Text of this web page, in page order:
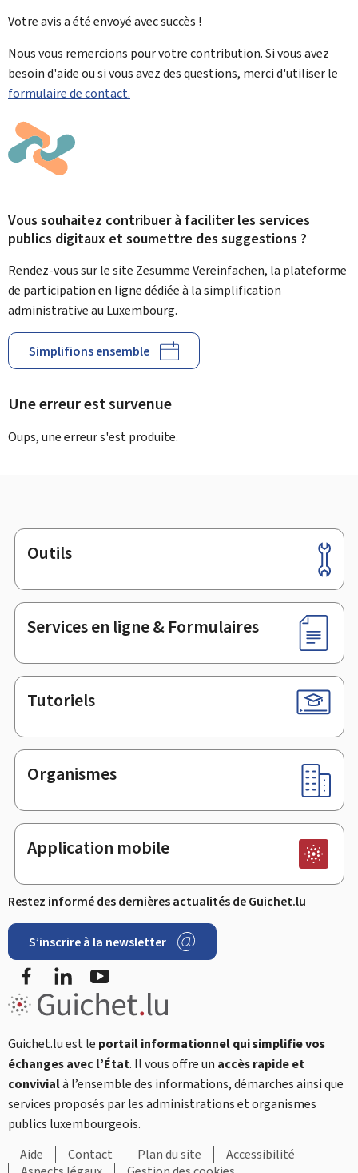
Votre avis a été envoyé avecsuccès !
Nous vous remercions pour votre contribution. Si vous avez
besoin d'aide ou si vous avez des questions, merci d'utiliser le
formulaire de contact.
Vous souhaitez contribuer à faciliter les services
publics digitaux et soumettre des suggestions ?
Rendez-vous sur le site Zesumme Vereinfachen, la plateforme
de participation en ligne dédiée à la simplification
administrative au Luxembourg.
Simplifions ensemble
Une erreur est survenue
Oups, une erreur s'est produite.
Pied
de
page
Outils
Services en ligne & Formulaires
Tutoriels
Organismes
Application mobile
Restez informé des dernières actualités de Guichet.lu
S’inscrire à la newsletter
FacebookLinkedIn
Guichet.lu est le portail informationnel qui simplifie vos
échanges avec l’État. Il vous offre un accès rapide et
convivialà l’ensemble des informations, démarches ainsi que
services proposés par les administrations et organismes
publics luxembourgeois.
Aide
Contact Plan du site
Accessibilité